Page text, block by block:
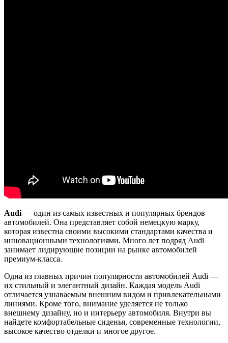
Audi — один из самых известных и популярных брендов
автомобилей. Она представляет собой немецкую марку,
которая известна своими высокими стандартами качества и
инновационными технологиями. Много лет подряд Audi
занимает лидирующие позиции на рынке автомобилей
премиум-класса.
Одна из главных причин популярности автомобилей Audi —
их стильный и элегантный дизайн. Каждая модель Audi
отличается узнаваемым внешним видом и привлекательными
линиями. Кроме того, внимание уделяется не только
внешнему дизайну, но и интерьеру автомобиля. Внутри вы
найдете комфортабельные сиденья, современные технологии,
высокое качество отделки и многое другое.